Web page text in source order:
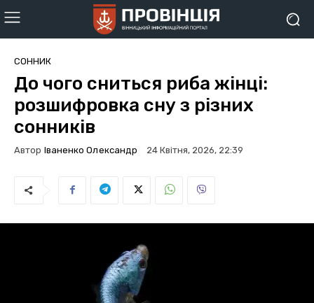
СОННИК
До чого сниться риба жінці:
розшифровка сну з різних
сонників
Автор Іваненко Олександр 24 Квітня, 2026, 22:39